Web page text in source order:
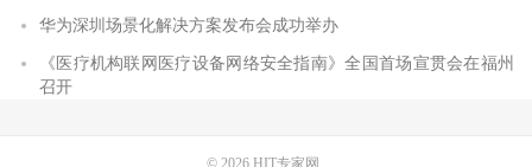
华为深圳场景化解决方案发布会成功举办
《医疗机构联网医疗设备网络安全指南》全国首场宣贯会在福州
召开